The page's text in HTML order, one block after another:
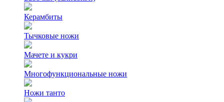
Керамбиты
Тычковые ножи
Мачете и кукри
Многофункциональные ножи
Ножи танто